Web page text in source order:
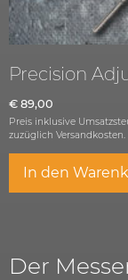
Precision
€ 89,00
Preis inklusive
zuzüglich Versandkosten.
In den
Der